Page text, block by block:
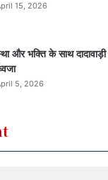
15, 2026
और भक्ति के साथ
5, 2026